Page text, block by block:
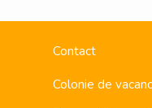
Contact
Colonie de